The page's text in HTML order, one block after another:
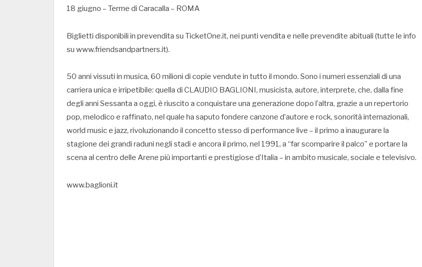
18 giugno – Terme di Caracalla – ROMA
Biglietti disponibili in prevendita su TicketOne.it, nei punti vendita e nelle prevendite abituali (tutte le info
su www.friendsandpartners.it).
50 anni vissuti in musica, 60 milioni di copie vendute in tutto il mondo. Sono i numeri essenziali di una
carriera unica e irripetibile: quella di CLAUDIO BAGLIONI, musicista, autore, interprete, che, dalla fine
degli anni Sessanta a oggi, è riuscito a conquistare una generazione dopo l’altra, grazie a un repertorio
pop, melodico e raffinato, nel quale ha saputo fondere canzone d’autore e rock, sonorità internazionali,
world music e jazz, rivoluzionando il concetto stesso di performance live – il primo a inaugurare la
stagione dei grandi raduni negli stadi e ancora il primo, nel 1991, a “far scomparire il palco” e portare la
scena al centro delle Arene più importanti e prestigiose d’Italia – in ambito musicale, sociale e televisivo.
www.baglioni.it